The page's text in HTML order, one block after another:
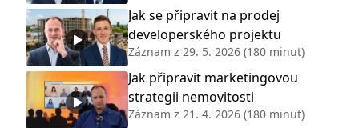
Jak se připravit na prodej
developerského projektu
Záznam z 29. 5. 2026 (180 minut)
Jak připravit marketingovou
strategii nemovitosti
Záznam z 21. 4. 2026 (180 minut)